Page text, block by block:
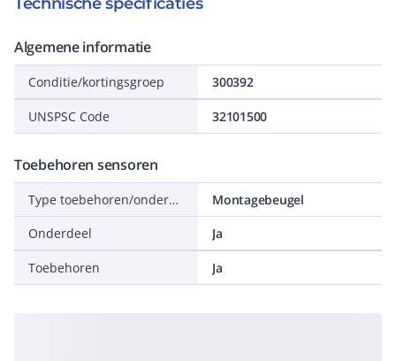
Algemene informatie
Conditie/kortingsgroep 300392
UNSPSC Code 32101500
Toebehoren sensoren
Type toebehoren/onderdelen
Montagebeugel
Onderdeel
Ja
Toebehoren Ja